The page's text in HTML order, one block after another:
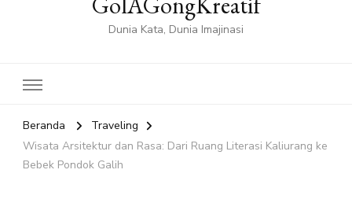
Dunia Kata, Dunia Imajinasi
Beranda
Traveling
Wisata Arsitektur dan Rasa: Dari Ruang Literasi Kaliurang ke
Bebek Pondok Galih